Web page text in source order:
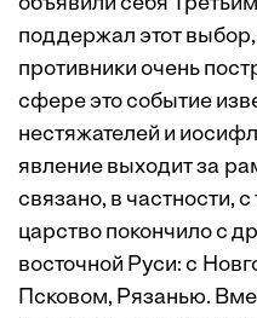
поддержал этот
противники очень
сфере это событие
нестяжателей и
явление выходит за
связано, в частности,
царство покончило с
восточной Руси: с
Псковом, Рязанью.